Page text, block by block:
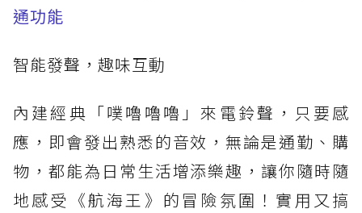
通功能
智能發聲，趣味互動
內建經典「噗嚕嚕嚕」來電鈴聲，只要感
應，即會發出熟悉的音效，無論是通勤、購
物，都能為日常生活增添樂趣，讓你隨時隨
地感受《航海王》的冒險氛圍！實用又搞